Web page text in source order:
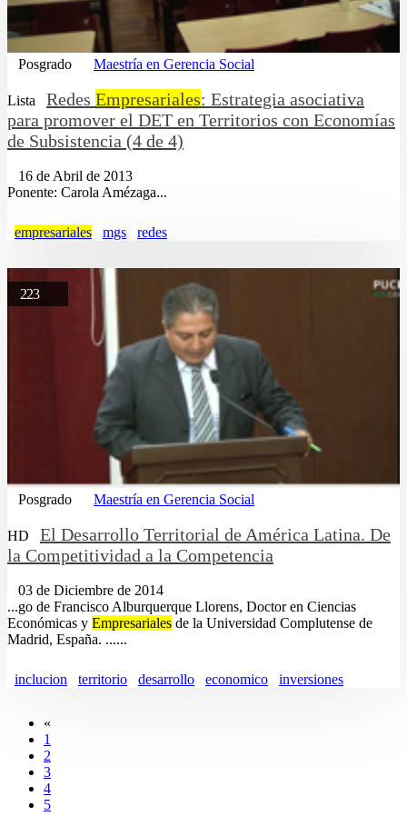
Posgrado Maestría en Gerencia Social
Lista Redes Empresariales: Estrategia asociativa
para promover el DET en Territorios con Economías
de Subsistencia (4 de 4)
16 de Abril de 2013
Ponente: Carola Amézaga...
empresariales mgs redes
223
Posgrado Maestría en Gerencia Social
HD
El Desarrollo Territorial de América Latina. De
la Competitividad a la Competencia
03 de Diciembre de 2014
...go de Francisco Alburquerque Llorens, Doctor en Ciencias
Económicas y Empresariales de la Universidad Complutense de
Madrid, España. ......
inclucion territorio desarrollo economico inversiones
«
1
2
3
4
5